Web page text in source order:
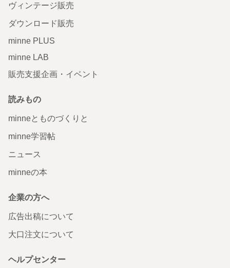
ヴィンテージ販売
ダウンロード販売
minne PLUS
minne LAB
販売支援企画・イベント
読みもの
minneとものづくりと
minne学習帖
ニュース
minneの本
企業の方へ
広告出稿について
大口注文について
ヘルプセンター